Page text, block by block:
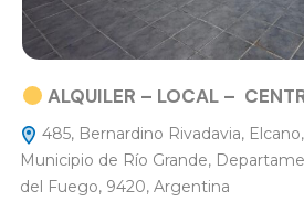
ALQUILER – LOCAL –
485, Bernardino Rivadavia,
Municipio de Río Grande,
del Fuego, 9420, Argentina